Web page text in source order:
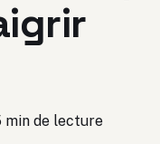
min de lecture